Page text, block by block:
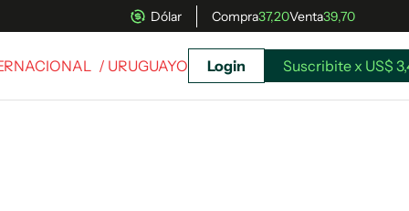
Dólar Compra37,20Venta39,70
/ URUGUAYO Login Suscribite x US$